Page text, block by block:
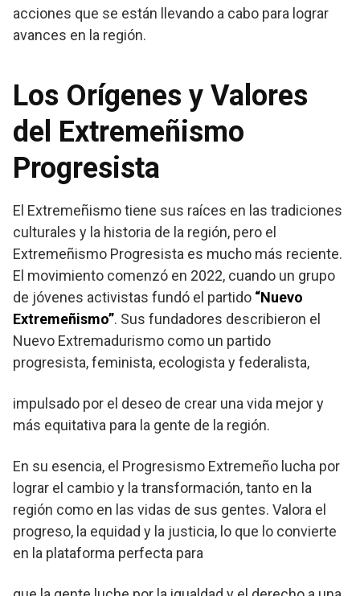
acciones que se están llevando a cabo para lograr
avances en la región.
Los Orígenes y Valores
del Extremeñismo
Progresista
El Extremeñismo tiene sus raíces en las tradiciones
culturales y la historia de la región, pero el
Extremeñismo Progresista es mucho más reciente.
El movimiento comenzó en 2022, cuando un grupo
de jóvenes activistas fundó el partido “Nuevo
Extremeñismo”. Sus fundadores describieron el
Nuevo Extremadurismo como un partido
progresista, feminista, ecologista y federalista,
impulsado por el deseo de crear una vida mejor y
más equitativa para la gente de la región.
En su esencia, el Progresismo Extremeño lucha por
lograr el cambio y la transformación, tanto en la
región como en las vidas de sus gentes. Valora el
progreso, la equidad y la justicia, lo que lo convierte
en la plataforma perfecta para